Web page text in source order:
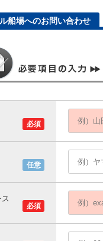
船場へのお問い合わせ
必須
任意
必須
ス